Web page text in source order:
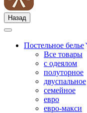
Назад
Постельное белье
Все товары
с одеялом
полуторное
двуспальное
семейное
евро
евро-макси